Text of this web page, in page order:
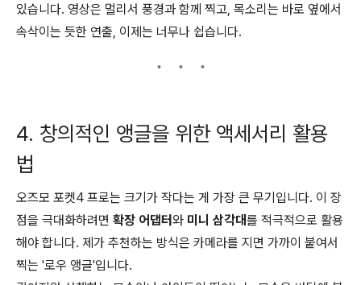
있습니다. 영상은 멀리서 풍경과 함께 찍고, 목소리는 바로 옆에서
속삭이는 듯한 연출, 이제는 너무나 쉽습니다.
4. 창의적인 앵글을 위한 액세서리 활용
법
오즈모 포켓4 프로는 크기가 작다는 게 가장 큰 무기입니다. 이 장
점을 극대화하려면 확장 어댑터와 미니 삼각대를 적극적으로 활용
해야 합니다. 제가 추천하는 방식은 카메라를 지면 가까이 붙여서
찍는 '로우 앵글'입니다.